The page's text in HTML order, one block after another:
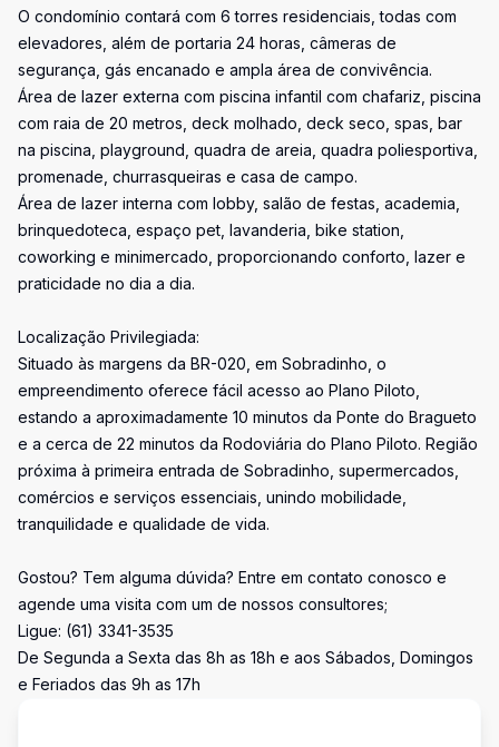
O condomínio contará com 6 torres residenciais, todas com
elevadores, além de portaria 24 horas, câmeras de
segurança, gás encanado e ampla área de convivência.
Área de lazer externa com piscina infantil com chafariz, piscina
com raia de 20 metros, deck molhado, deck seco, spas, bar
na piscina, playground, quadra de areia, quadra poliesportiva,
promenade, churrasqueiras e casa de campo.
Área de lazer interna com lobby, salão de festas, academia,
brinquedoteca, espaço pet, lavanderia, bike station,
coworking e minimercado, proporcionando conforto, lazer e
praticidade no dia a dia.
Localização Privilegiada:
Situado às margens da BR-020, em Sobradinho, o
empreendimento oferece fácil acesso ao Plano Piloto,
estando a aproximadamente 10 minutos da Ponte do Bragueto
e a cerca de 22 minutos da Rodoviária do Plano Piloto. Região
próxima à primeira entrada de Sobradinho, supermercados,
comércios e serviços essenciais, unindo mobilidade,
tranquilidade e qualidade de vida.
Gostou? Tem alguma dúvida? Entre em contato conosco e
agende uma visita com um de nossos consultores;
Ligue: (61) 3341-3535
De Segunda a Sexta das 8h as 18h e aos Sábados, Domingos
e Feriados das 9h as 17h